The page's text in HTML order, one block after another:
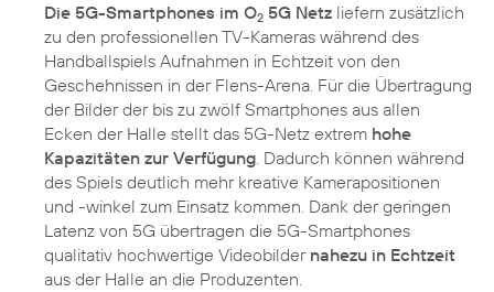
Die 5G-Smartphones im O2 5G Netz liefern zusätzlich
zu den professionellen TV-Kameras während des
Handballspiels Aufnahmen in Echtzeit von den
Geschehnissen in der Flens-Arena. Für die Übertragung
der Bilder der bis zu zwölf Smartphones aus allen
Ecken der Halle stellt das 5G-Netz extrem hohe
Kapazitäten zur Verfügung. Dadurch können während
des Spiels deutlich mehr kreative Kamerapositionen
und -winkel zum Einsatz kommen. Dank der geringen
Latenz von 5G übertragen die 5G-Smartphones
qualitativ hochwertige Videobilder nahezu in Echtzeit
aus der Halle an die Produzenten.